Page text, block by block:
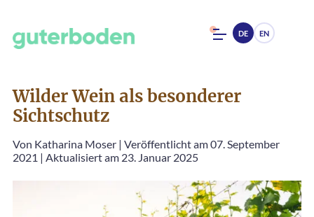
DE EN
Wilder Wein als besonderer
Sichtschutz
Von Katharina Moser | Veröffentlicht am 07. September
2021 | Aktualisiert am 23. Januar 2025